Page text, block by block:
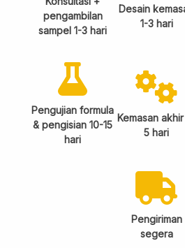
pengambilan
sampel 1-3 hari
Desain
1-3 hari
Pengujian formula
& pengisian 10-15
hari
Kemasan
5 hari
Pengiriman
segera